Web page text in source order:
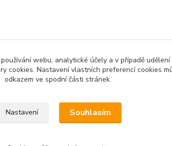
webu, analytické účely a v případě
cookies. Nastavení vlastních preferencí cookies
odkazem ve spodní části stránek.
Nastavení Souhlasím